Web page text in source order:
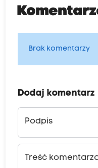
Brak komentarzy
Dodaj komentarz
Podpis
Treść